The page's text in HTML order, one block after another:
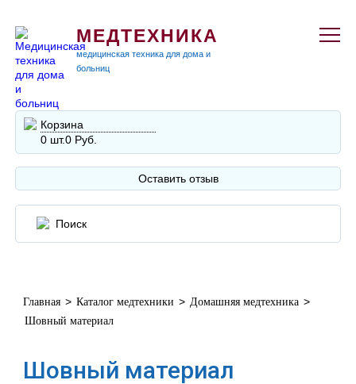
МЕДТЕХНИКА
медицинская техника для дома и
больниц
Корзина
0 шт.0 Руб.
Оставить отзыв
Главная > Каталог медтехники > Домашняя медтехника >
Шовный материал
Шовный материал